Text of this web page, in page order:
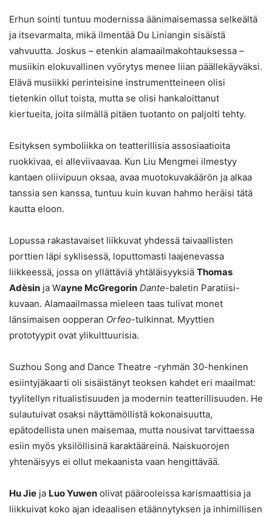
Erhun sointi tuntuu modernissa äänimaisemassa selkeältä
ja itsevarmalta, mikä ilmentää Du Liniangin sisäistä
vahvuutta. Joskus – etenkin alamaailmakohtauksessa –
musiikin elokuvallinen vyörytys menee liian päällekäyväksi.
Elävä musiikki perinteisine instrumentteineen olisi
tietenkin ollut toista, mutta se olisi hankaloittanut
kiertueita, joita silmällä pitäen tuotanto on paljolti tehty.
Esityksen symboliikka on teatterillisia assosiaatioita
ruokkivaa, ei alleviivaavaa. Kun Liu Mengmei ilmestyy
kantaen oliivipuun oksaa, avaa muotokuvakäärön ja alkaa
tanssia sen kanssa, tuntuu kuin kuvan hahmo heräisi tätä
kautta eloon.
Lopussa rakastavaiset liikkuvat yhdessä taivaallisten
porttien läpi syklisessä, loputtomasti laajenevassa
liikkeessä, jossa on yllättäviä yhtäläisyyksiä Thomas
Adèsin ja Wayne McGregorin Dante-baletin Paratiisi-
kuvaan. Alamaailmassa mieleen taas tulivat monet
länsimaisen oopperan Orfeo-tulkinnat. Myyttien
prototyypit ovat ylikulttuurisia.
Suzhou Song and Dance Theatre -ryhmän 30-henkinen
esiintyjäkaarti oli sisäistänyt teoksen kahdet eri maailmat:
tyylitellyn ritualistisuuden ja modernin teatterillisuuden. He
sulautuivat osaksi näyttämöllistä kokonaisuutta,
epätodellista unen maisemaa, mutta nousivat tarvittaessa
esiin myös yksilöllisinä karaktääreinä. Naiskuorojen
yhtenäisyys ei ollut mekaanista vaan hengittävää.
Hu Jie ja Luo Yuwen olivat päärooleissa karismaattisia ja
liikkuivat koko ajan ideaalisen etäännytyksen ja inhimillisen